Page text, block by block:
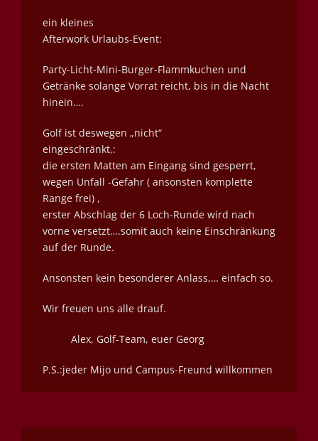
ein kleines
Afterwork Urlaubs-Event:
Party-Licht-Mini-Burger-Flammkuchen und
Getränke solange Vorrat reicht, bis in die Nacht
hinein….
Golf ist deswegen „nicht“
eingeschränkt,:
die ersten Matten am Eingang sind gesperrt,
wegen Unfall -Gefahr ( ansonsten komplette
Range frei) ,
erster Abschlag der 6 Loch-Runde wird nach
vorne versetzt….somit auch keine Einschränkung
auf der Runde.
Ansonsten kein besonderer Anlass,… einfach so.
Wir freuen uns alle drauf.
Alex, Golf-Team, euer Georg
P.S.:jeder Mijo und Campus-Freund willkommen